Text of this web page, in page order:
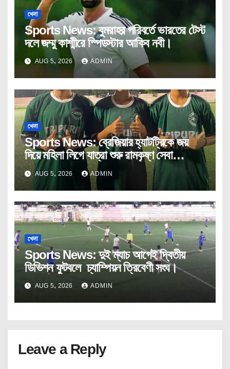
খেলা
Sports News: বুমরাহর পরিবর্তে ভারতের টেস্ট
দলে জম্মু কাশ্মীরে স্পিডস্টার আকিব নবী।
AUG 5, 2026 ADMIN
খেলা
Sports News: ব্রেজিয়ার হ্যাটট্রিকে জয়
দিয়ে মহিলা লিগে যাত্রা শুরু রামকৃষ্ণ সেবা
আশ্রমের।
AUG 5, 2026 ADMIN
খেলা
Sports News: দুই ম্যাচ আগেই দ্বিতীয়
ডিভিশন ফুটবলে চ্যাম্পিয়ন ত্রিবেণী সংঘ।
AUG 5, 2026 ADMIN
Leave a Reply